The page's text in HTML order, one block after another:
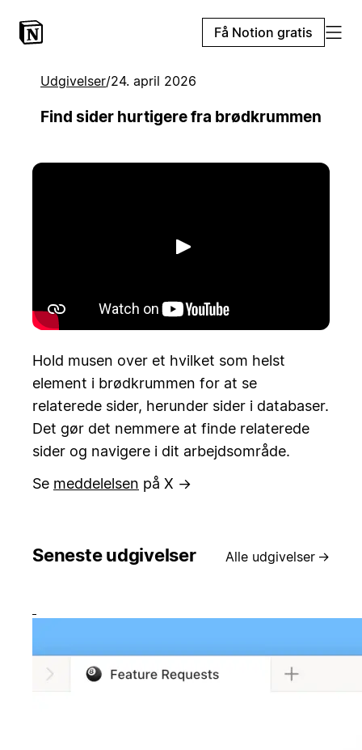
Få Notion gratis
Udgivelser/24. april 2026
Find sider hurtigere fra brødkrummen
Afspil
Hold musen over et hvilket som helst
element i brødkrummen for at se
relaterede sider, herunder sider i databaser.
Det gør det nemmere at finde relaterede
sider og navigere i dit arbejdsområde.
Se meddelelsen på X →
Seneste udgivelser Alle udgivelser →